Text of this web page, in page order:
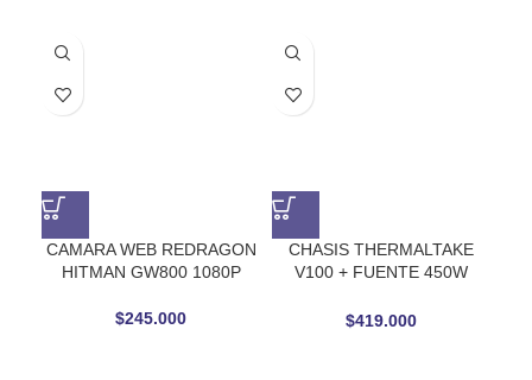
CAMARA WEB REDRAGON
HITMAN GW800 1080P
$245.000
CHASIS THERMALTAKE
V100 + FUENTE 450W
$419.000